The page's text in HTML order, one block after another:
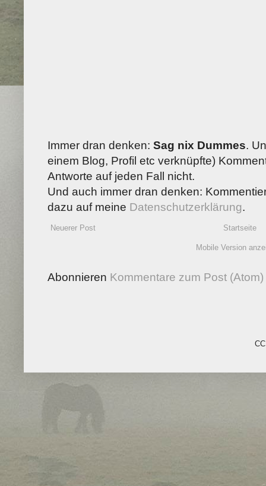
Immer dran denken: Sag nix Dummes.
einem Blog, Profil etc verknüpfte)
Antworte auf jeden Fall nicht.
Und auch immer dran denken:
dazu auf meine Datenschutzerklärung.
Neuerer Post Startseite
Mobile Version
Abonnieren Kommentare zum Post (Atom)